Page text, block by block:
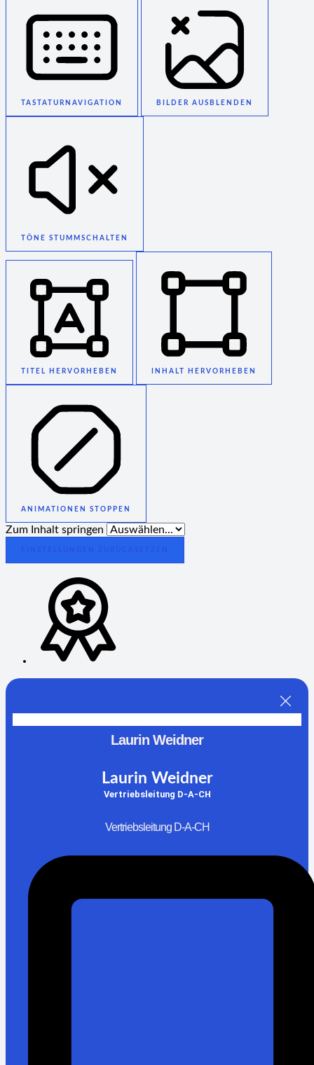
TASTATURNAVIGATION BILDER AUSBLENDEN
TÖNE STUMMSCHALTEN
TITEL HERVORHEBEN INHALT HERVORHEBEN
ANIMATIONEN STOPPEN
Zum Inhalt springen
Laurin Weidner
Laurin Weidner
Vertriebsleitung D-A-CH
Vertriebsleitung D-A-CH